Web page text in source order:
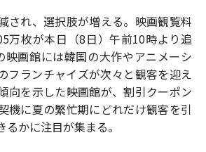
され、選択肢が増える。映画観覧料
万枚が本日（8日）午前10時より追
映画館には韓国の大作やアニメーシ
フランチャイズが次々と観客を迎え
向を示した映画館が、割引クーポン
機に夏の繁忙期にどれだけ観客を引
かに注目が集まる。